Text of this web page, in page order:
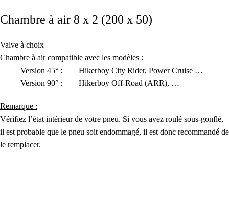
Chambre à air 8 x 2 (200 x 50)
Valve à choix
Chambre à air compatible avec les modèles :
Version 45° : Hikerboy City Rider, Power Cruise …
Version 90° : Hikerboy Off-Road (ARR), …
Remarque :
Vérifiez l’état intérieur de votre pneu. Si vous avez roulé sous-gonflé,
il est probable que le pneu soit endommagé, il est donc recommandé de
le remplacer.